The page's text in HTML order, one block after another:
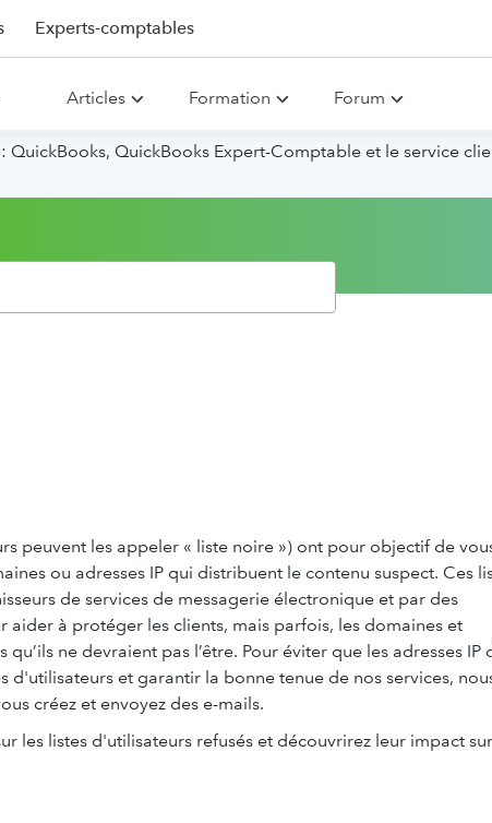
Experts-comptables
Articles Formation Forum
QuickBooks, QuickBooks Expert-Comptable et le service
peuvent les appeler « liste noire ») ont pour objectif de
ou adresses IP qui distribuent le contenu suspect. Ces
de services de messagerie électronique et par des
à protéger les clients, mais parfois, les domaines et
ne devraient pas l’être. Pour éviter que les adresses IP
d'utilisateurs et garantir la bonne tenue de nos services,
créez et envoyez des e-mails.
les listes d'utilisateurs refusés et découvrirez leur impact sur